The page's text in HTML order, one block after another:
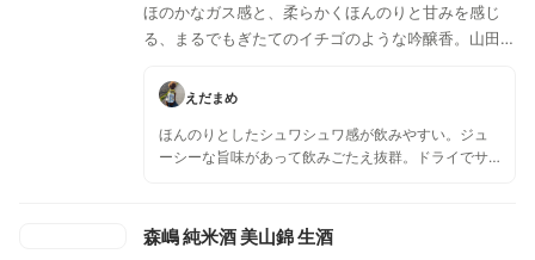
ほのかなガス感と、柔らかくほんのりと甘みを感じ
る、まるでもぎたてのイチゴのような吟醸香。山田錦
る。フレッシュで綺麗な酸と、ドライ感ある後口が心
艶やかに楽しめる食中酒に仕上げた。
えだまめ
ほんのりとしたシュワシュワ感が飲みやすい。ジュ
ーシーな旨味があって飲みごたえ抜群。ドライでサ
森嶋 純米酒 美山錦 生酒